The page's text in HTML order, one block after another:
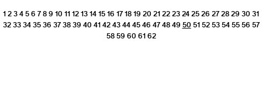
1 2 3 4 5 6 7 8 9 10 11 12 13 14 15 16 17 18 19 20 21 22 23 24 25 26 27 28 29 30 31
32 33 34 35 36 37 38 39 40 41 42 43 44 45 46 47 48 49 50 51 52 53 54 55 56 57
58 59 60 61 62